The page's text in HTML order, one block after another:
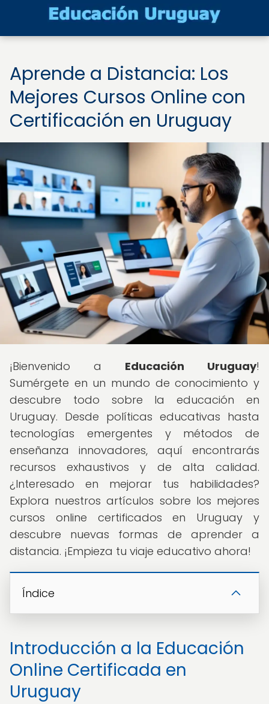
Aprende a Distancia: Los
Mejores Cursos Online con
Certificación en Uruguay
¡Bienvenido a Educación Uruguay!
Sumérgete en un mundo de conocimiento y
descubre todo sobre la educación en
Uruguay. Desde políticas educativas hasta
tecnologías emergentes y métodos de
enseñanza innovadores, aquí encontrarás
recursos exhaustivos y de alta calidad.
¿Interesado en mejorar tus habilidades?
Explora nuestros artículos sobre los mejores
cursos online certificados en Uruguay y
descubre nuevas formas de aprender a
distancia. ¡Empieza tu viaje educativo ahora!
Índice
Introducción a la Educación
Online Certificada en
Uruguay